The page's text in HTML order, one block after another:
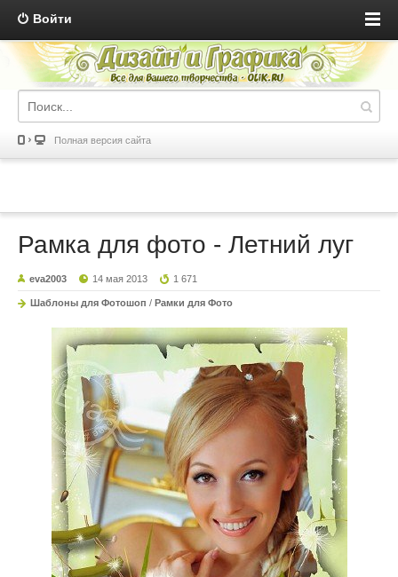
Войти
Полная версия сайта
Рамка для фото - Летний луг
eva2003 14 мая 2013 1 671
Шаблоны для Фотошоп / Рамки для Фото